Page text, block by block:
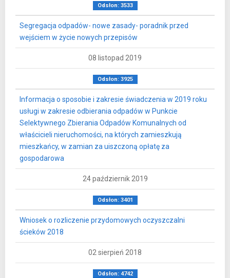
Odsłon: 3533
Segregacja odpadów- nowe zasady- poradnik przed
wejściem w życie nowych przepisów
08 listopad 2019
Odsłon: 3925
Informacja o sposobie i zakresie świadczenia w 2019 roku
usługi w zakresie odbierania odpadów w Punkcie
Selektywnego Zbierania Odpadów Komunalnych od
właścicieli nieruchomości, na których zamieszkują
mieszkańcy, w zamian za uiszczoną opłatę za
gospodarowa
24 październik 2019
Odsłon: 3401
Wniosek o rozliczenie przydomowych oczyszczalni
ścieków 2018
02 sierpień 2018
Odsłon: 4742